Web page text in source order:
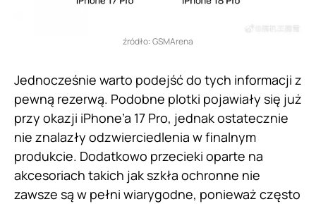
źródło: GSMArena
Jednocześnie warto podejść do tych informacji z
pewną rezerwą. Podobne plotki pojawiały się już
przy okazji iPhone’a 17 Pro, jednak ostatecznie
nie znalazły odzwierciedlenia w finalnym
produkcie. Dodatkowo przecieki oparte na
akcesoriach takich jak szkła ochronne nie
zawsze są w pełni wiarygodne, ponieważ często